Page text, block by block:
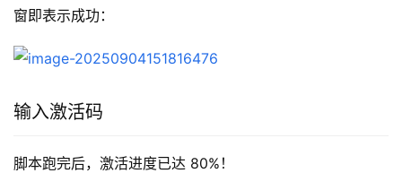
窗即表示成功：
输入激活码
脚本跑完后，激活进度已达 80%！